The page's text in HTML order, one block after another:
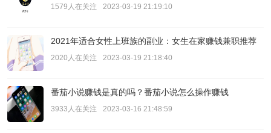
1579人在关注 2023-03-19 21:19:10
2021年适合女性上班族的副业：女生在家赚钱兼职推荐
2020人在关注 2023-03-19 21:18:40
番茄小说赚钱是真的吗？番茄小说怎么操作赚钱
3933人在关注 2023-03-16 21:48:59